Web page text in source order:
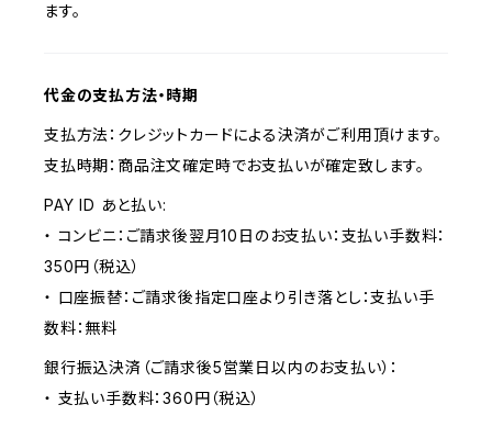
ます。
代金の支払方法・時期
支払方法：クレジットカードによる決済がご利用頂けます。
支払時期：商品注文確定時でお支払いが確定致します。
PAY ID あと払い:
・ コンビニ：ご請求後翌月10日のお支払い：支払い手数料：
350円（税込）
・ 口座振替：ご請求後指定口座より引き落とし：支払い手
数料：無料
銀行振込決済（ご請求後5営業日以内のお支払い）：
・ 支払い手数料：360円（税込）